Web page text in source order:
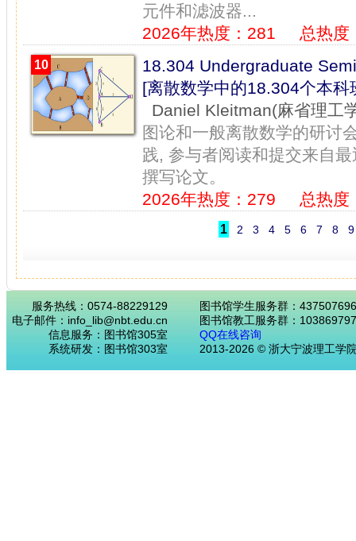
元件和滤波器...
2026年热度：281
总热度
10
18.304 Undergraduate
[离散数学中的18.304个本
Daniel Kleitman(麻省理工
图论和一般离散数学的研讨
践, 参与者阅读和提交来自
撰写论文。
2026年热度：279
总热度
1 2 3 4 5 6 7 8 9
服务热线：0574-88229129
电子邮件：info_lib@nbt.edu.cn
信息服务：图书馆305室
系统研发：图书馆303室
图书馆学生服务群：437507696
图书馆教工服务群：
QQ在线咨询
2013-2026 © 浙大宁波理工学